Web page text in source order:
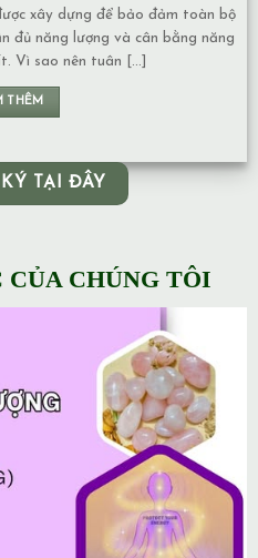
xây dựng để bảo đảm toàn bộ
đủ năng lượng và cân bằng năng
Vì sao nên tuân [...]
THÊM
TẠI ĐÂY
CỦA CHÚNG TÔI